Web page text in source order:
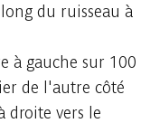
du ruisseau à
à gauche sur 100
de l'autre côté
droite vers le